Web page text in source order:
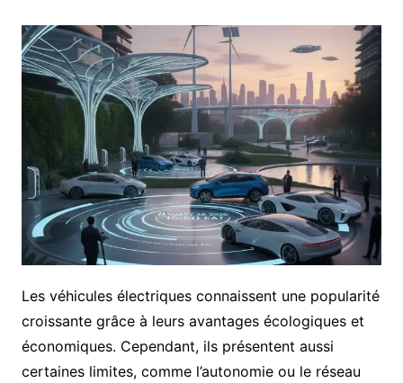
Les véhicules électriques connaissent une popularité
croissante grâce à leurs avantages écologiques et
économiques. Cependant, ils présentent aussi
certaines limites, comme l’autonomie ou le réseau